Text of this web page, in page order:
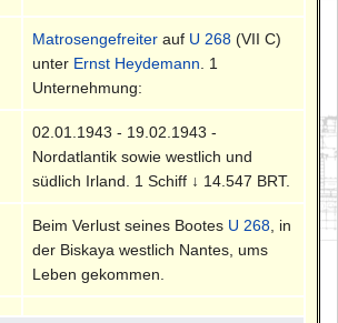
Matrosengefreiter auf U 268 (VII C)
unter Ernst Heydemann . 1
Unternehmung:
02.01.1943 - 19.02.1943 -
Nordatlantik sowie westlich und
südlich Irland. 1 Schiff ↓ 14.547 BRT.
Beim Verlust seines Bootes U 268 , in
der Biskaya westlich Nantes, ums
Leben gekommen.